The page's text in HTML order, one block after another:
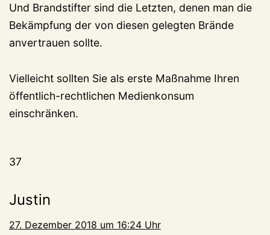
Und Brandstifter sind die Letzten, denen man die
Bekämpfung der von diesen gelegten Brände
anvertrauen sollte.
Vielleicht sollten Sie als erste Maßnahme Ihren
öffentlich-rechtlichen Medienkonsum
einschränken.
37
Justin
27. Dezember 2018 um 16:24 Uhr